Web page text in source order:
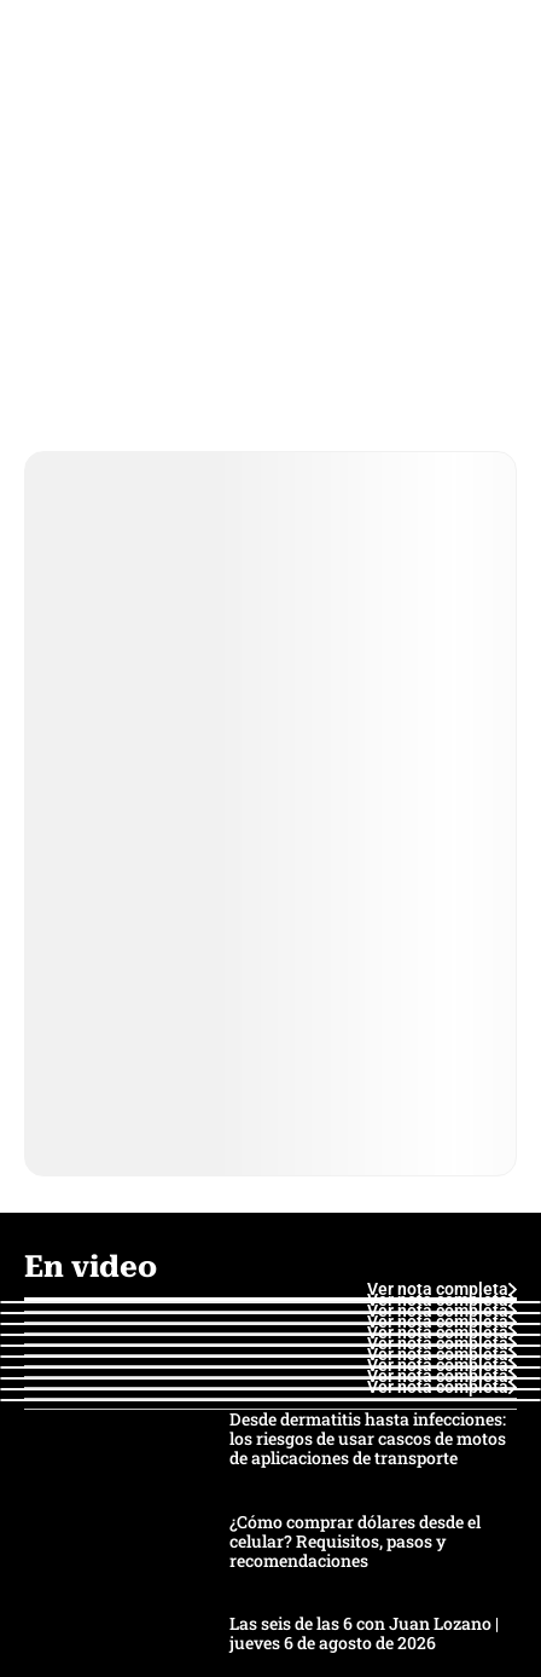
En video
Ver nota completa
Ver nota completa
Ver nota completa
Ver nota completa
Ver nota completa
Ver nota completa
Ver nota completa
Ver nota completa
Ver nota completa
Ver nota completa
Desde dermatitis hasta infecciones:
los riesgos de usar cascos de motos
de aplicaciones de transporte
¿Cómo comprar dólares desde el
celular? Requisitos, pasos y
recomendaciones
Las seis de las 6 con Juan Lozano |
jueves 6 de agosto de 2026